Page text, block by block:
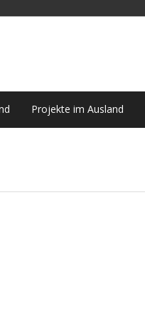
Projekte im Ausland